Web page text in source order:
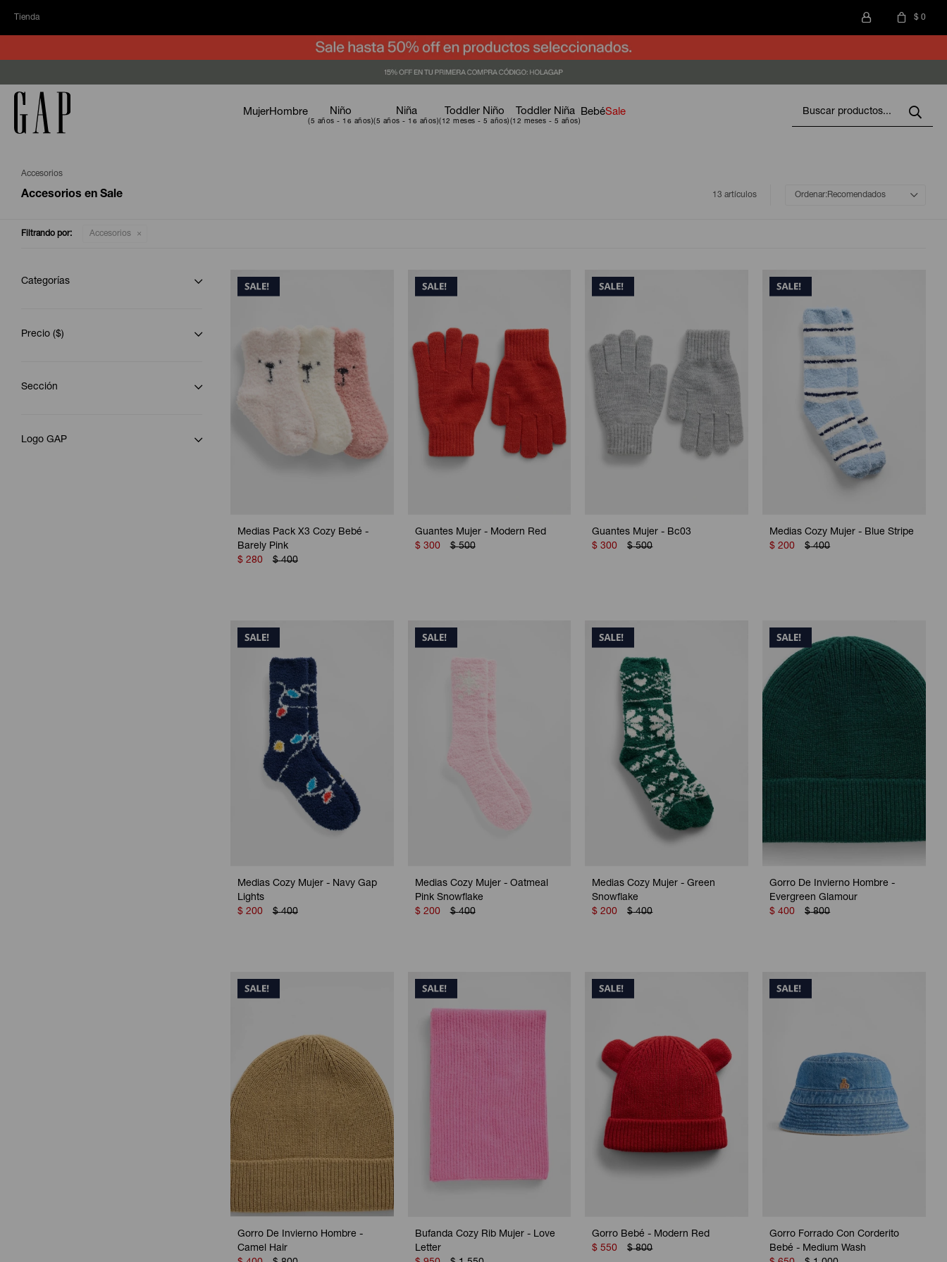
Tienda $ 0
MujerHombre Niño Niña Toddler Niño Toddler Niña BebéSale
Accesorios
Accesorios en Sale 13 artículos Recomendados
Filtrando por: Accesorios
Medias Pack X3 Cozy Bebé -
Barely Pink
$ 280 $ 400
Guantes Mujer - Modern Red
$ 300 $ 500
Guantes Mujer - Bc03
$ 300 $ 500
Medias Cozy Mujer - Blue Stripe
$ 200 $ 400
Medias Cozy Mujer - Navy Gap
Lights
$ 200 $ 400
Medias Cozy Mujer - Oatmeal
Pink Snowflake
$ 200 $ 400
Medias Cozy Mujer - Green
Snowflake
$ 200 $ 400
Gorro De Invierno Hombre -
Evergreen Glamour
$ 400 $ 800
Gorro De Invierno Hombre -
Camel Hair
Bufanda Cozy Rib Mujer - Love
Letter
Gorro Bebé - Modern Red
$ 550 $ 800
Gorro Forrado Con Corderito
Bebé - Medium Wash
Categorías
Precio ($)
Sección
Logo GAP